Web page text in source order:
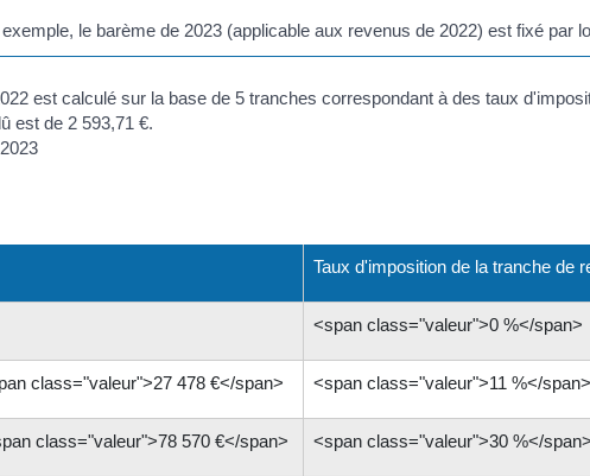
le barème de 2023 (applicable aux revenus de 2022) est fixé par
Taux d'imposition de la tranche de
<span class="valeur">0 %</span>
class="valeur">27 478 €</span> <span class="valeur">11 %</span>
class="valeur">78 570 €</span> <span class="valeur">30 %</span>